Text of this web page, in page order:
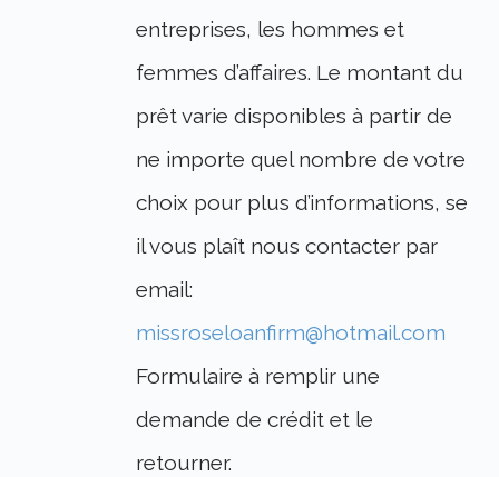
entreprises, les hommes et
femmes d’affaires. Le montant du
prêt varie disponibles à partir de
ne importe quel nombre de votre
choix pour plus d’informations, se
il vous plaît nous contacter par
email:
missroseloanfirm@hotmail.com
Formulaire à remplir une
demande de crédit et le
retourner.